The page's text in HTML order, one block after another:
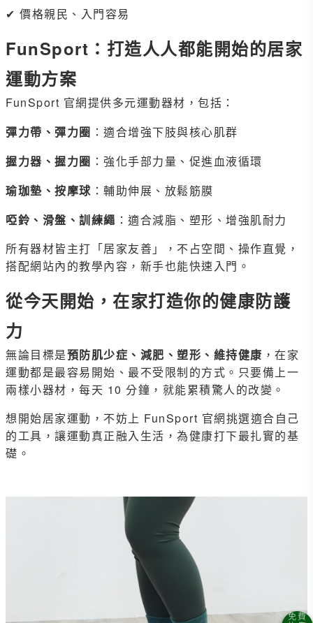
✔ 價格親民、入門容易
FunSport：打造人人都能開始的居家
運動方案
FunSport 官網提供多元運動器材，包括：
彈力帶、彈力圈 ：適合增強下肢與核心肌群
握力器、握力圈 ：強化手部力量、促進血液循環
瑜珈墊、按摩球 ：輔助伸展、放鬆筋膜
啞鈴、滑盤、訓練繩 ：適合減脂、塑形、增強肌耐力
所有器材皆主打「居家友善」，不占空間、操作直覺，
搭配網站內的教學內容，新手也能快速入門。
從今天開始，在家打造你的健康防護
力
無論目標是預防肌少症、減肥、塑形、維持健康 ，在家
運動都是最容易開始、最不受限制的方式。只要備上一
兩樣小器材，每天 10 分鐘，就能累積驚人的改變。
想開始居家運動，不妨上 FunSport 官網挑選適合自己
的工具，讓運動真正融入生活，為健康打下最扎實的基
礎。